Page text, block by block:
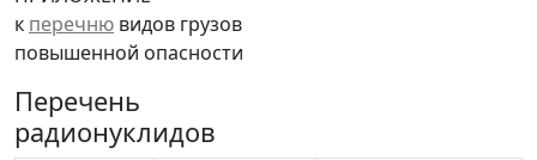
к перечню видов грузов
повышенной опасности
Перечень
радионуклидов